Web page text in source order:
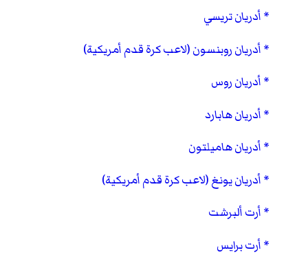
أدريان تريسي
أدريان روبنسون (لاعب كرة قدم أمريكية)
أدريان روس
أدريان هابارد
أدريان هاميلتون
أدريان يونغ (لاعب كرة قدم أمريكية)
أرت ألبرشت
أرت برايس